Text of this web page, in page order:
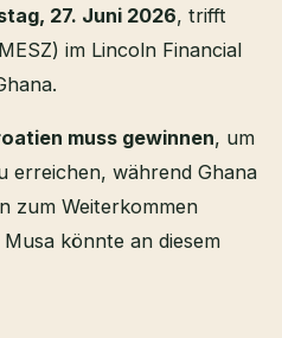
27. Juni 2026, trifft
im Lincoln Financial
muss gewinnen, um
erreichen, während Ghana
zum Weiterkommen
könnte an diesem